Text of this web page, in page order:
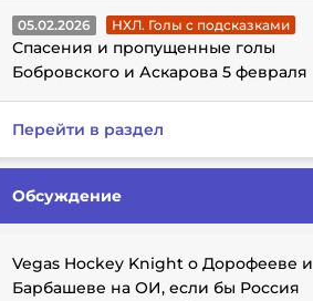
05.02.2026 НХЛ. Голы с подсказками
Спасения и пропущенные голы
Бобровского и Аскарова 5 февраля
Перейти в раздел
Обсуждение
Vegas Hockey Knight о Дорофееве и
Барбашеве на ОИ, если бы Россия